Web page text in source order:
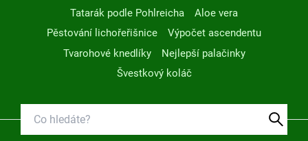
Tatarák podle Pohlreicha
Aloe vera
Pěstování lichořeřišnice
Výpočet ascendentu
Tvarohové knedlíky
Nejlepší palačinky
Švestkový koláč